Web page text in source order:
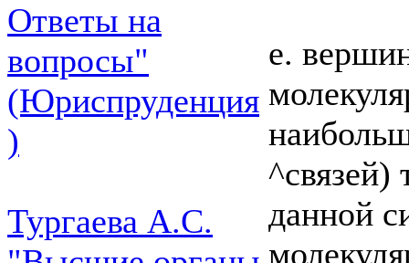
Ответы на
вопросы"
(Юриспруденция
)
Тургаева А.С.
е.
^связей)
данной